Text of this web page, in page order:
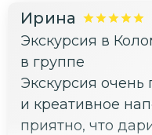
Спасибо за
Очень
участникам)))
Ирина
Экскурсия в
в группе
Экскурсия
и креативное
приятно, что